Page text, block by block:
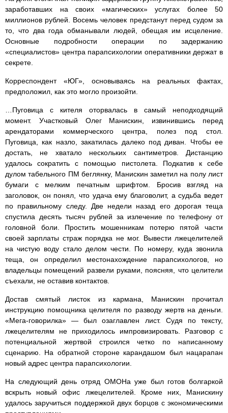
заработавших на своих «магических» услугах более 50
миллионов рублей. Восемь человек предстанут перед судом за
то, что два года обманывали людей, обещая им исцеление.
Основные подробности операции по задержанию
«специалистов» центра парапсихологии оперативники держат в
секрете.
Корреспондент «ЮГ», основываясь на реальных фактах,
предположил, как это могло произойти.
…Пуговица с кителя оторвалась в самый неподходящий
момент. Участковый Олег Манискин, извинившись перед
арендаторами коммерческого центра, полез под стол.
Пуговица, как назло, закатилась далеко под диван. Чтобы ее
достать, не хватало нескольких сантиметров. Дистанцию
удалось сократить с помощью пистолета. Подкатив к себе
дулом табельного ПМ беглянку, Манискин заметил на полу лист
бумаги с мелким печатным шрифтом. Бросив взгляд на
заголовок, он понял, что удача ему благоволит, а судьба ведет
по правильному следу. Две недели назад его дорогая теща
спустила десять тысяч рублей за излечение по телефону от
головной боли. Простить мошенникам потерю пятой части
своей зарплаты страж порядка не мог. Вывести лжецелителей
на чистую воду стало делом чести. По номеру, куда звонила
теща, он определил местонахождение парапсихологов, но
владельцы помещений развели руками, поясняя, что целители
съехали, не оставив контактов.
Достав смятый листок из кармана, Манискин прочитал
инструкцию помощника целителя по разводу жертв на деньги.
«Мега-говорилка» — был озаглавлен лист. Судя по тексту,
лжецелителям не приходилось импровизировать. Разговор с
потенциальной жертвой строился четко по написанному
сценарию. На обратной стороне карандашом был нацарапан
новый адрес центра парапсихологии.
На следующий день отряд ОМОНа уже был готов болгаркой
вскрыть новый офис лжецелителей. Кроме них, Манискину
удалось заручиться поддержкой двух борцов с экономическими